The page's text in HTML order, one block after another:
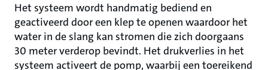
Het systeem wordt handmatig bediend en
geactiveerd door een klep te openen waardoor het
water in de slang kan stromen die zich doorgaans
30 meter verderop bevindt. Het drukverlies in het
systeem activeert de pomp, waarbij een toereikend